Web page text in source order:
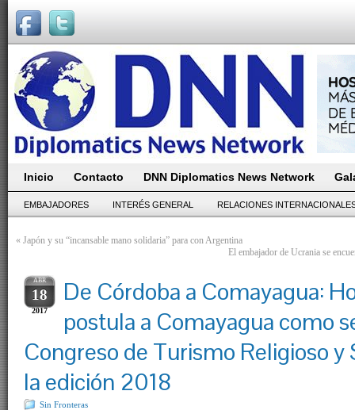
Inicio Contacto DNN Diplomatics News Network
EMBAJADORES INTERÉS GENERAL RELACIONES
« Japón y su “incansable mano solidaria” para con Argentina
El embajador de Ucrania se
ABR
18
2017
De Córdoba a Comayagua:
postula a Comayagua como
Congreso de Turismo Religioso
la edición 2018
Sin Fronteras